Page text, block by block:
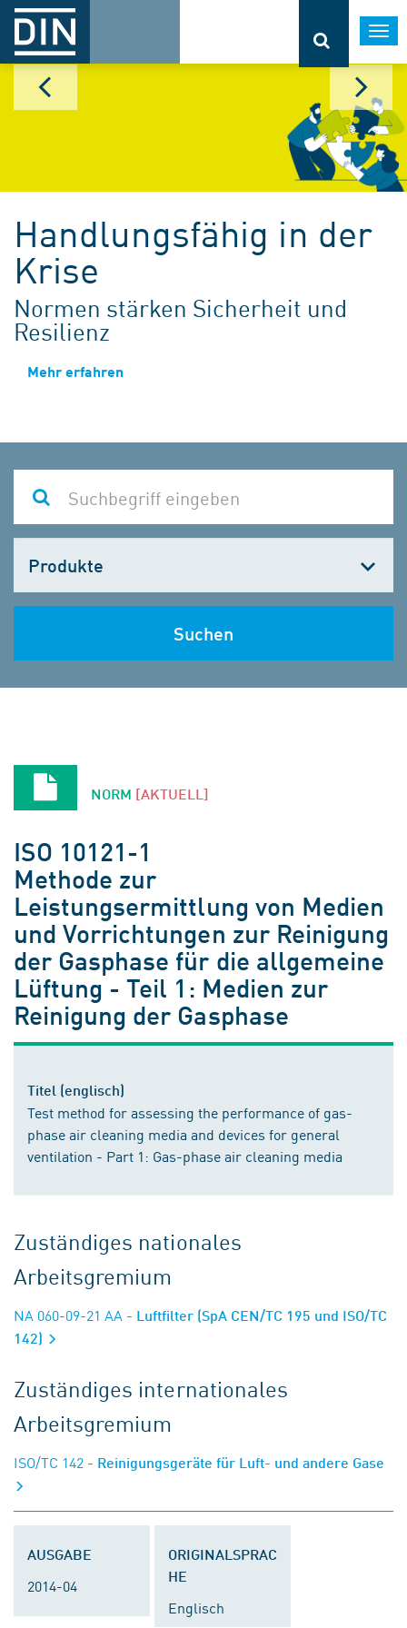
Handlungsfähig in der
Krise
Normen stärken Sicherheit und
Resilienz
Mehr erfahren
wählen
Suchen
NORM [AKTUELL]
ISO 10121-1
Methode zur
Leistungsermittlung von Medien
und Vorrichtungen zur Reinigung
der Gasphase für die allgemeine
Lüftung - Teil 1: Medien zur
Reinigung der Gasphase
Titel (englisch)
Test method for assessing the performance of gas-
phase air cleaning media and devices for general
ventilation - Part 1: Gas-phase air cleaning media
Zuständiges nationales
Arbeitsgremium
NA 060-09-21 AA - Luftfilter (SpA CEN/TC 195 und ISO/TC
142)
Zuständiges internationales
Arbeitsgremium
ISO/TC 142 - Reinigungsgeräte für Luft- und andere Gase
AUSGABE
2014-04
ORIGINALSPRAC
HE
Englisch